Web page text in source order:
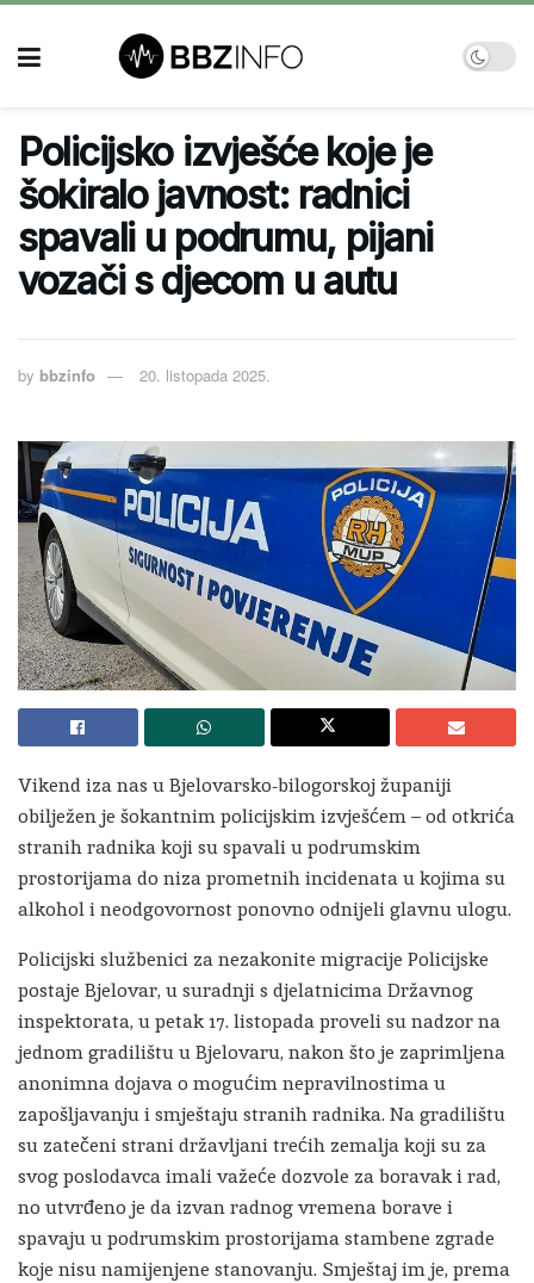
Policijsko izvješće koje je
šokiralo javnost: radnici
spavali u podrumu, pijani
vozači s djecom u autu
by bbzinfo 20. listopada 2025.
Vikend iza nas u Bjelovarsko-bilogorskoj županiji
obilježen je šokantnim policijskim izvješćem – od otkrića
stranih radnika koji su spavali u podrumskim
prostorijama do niza prometnih incidenata u kojima su
alkohol i neodgovornost ponovno odnijeli glavnu ulogu.
Policijski službenici za nezakonite migracije Policijske
postaje Bjelovar, u suradnji s djelatnicima Državnog
inspektorata, u petak 17. listopada proveli su nadzor na
jednom gradilištu u Bjelovaru, nakon što je zaprimljena
anonimna dojava o mogućim nepravilnostima u
zapošljavanju i smještaju stranih radnika. Na gradilištu
su zatečeni strani državljani trećih zemalja koji su za
svog poslodavca imali važeće dozvole za boravak i rad,
no utvrđeno je da izvan radnog vremena borave i
spavaju u podrumskim prostorijama stambene zgrade
koje nisu namijenjene stanovanju. Smještaj im je, prema